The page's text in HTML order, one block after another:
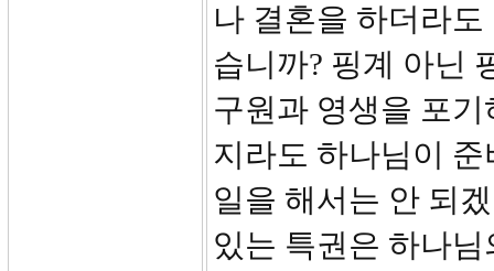
나 결혼을 하더라
습니까? 핑계 아닌
구원과 영생을 포
지라도 하나님이
일을 해서는 안 되
있는 특권은 하나